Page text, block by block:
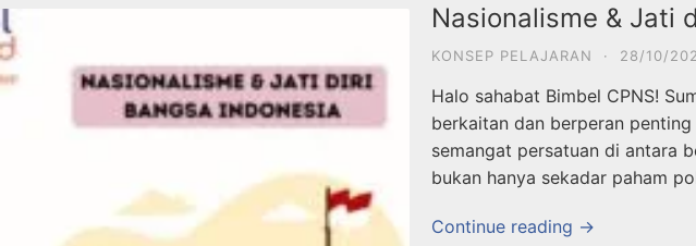
Nasionalisme & Jati
KONSEP PELAJARAN · 28/10/
Halo sahabat Bimbel CPNS!
berkaitan dan berperan
semangat persatuan di antara
bukan hanya sekadar paham
Continue reading →